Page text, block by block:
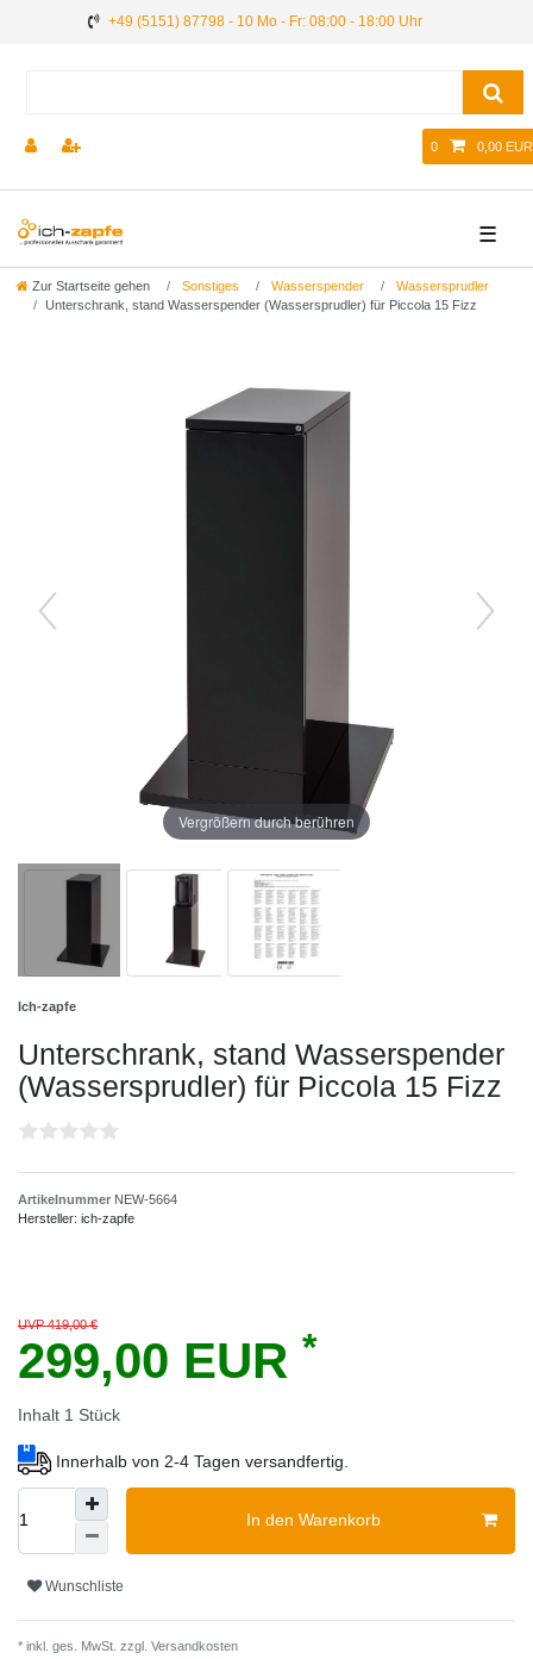
+49 (5151) 87798 - 10 Mo - Fr: 08:00 - 18:00 Uhr
0 0,00 EUR
☰
Zur Startseite gehen Sonstiges Wasserspender
Wassersprudler
Unterschrank, stand Wasserspender (Wassersprudler) für Piccola 15 Fizz
Vergrößern durch berühren
Ich-zapfe
Unterschrank, stand Wasserspender
(Wassersprudler) für Piccola 15 Fizz
Artikelnummer NEW-5664
Hersteller: ich-zapfe
UVP 419,00 €
299,00 EUR *
Inhalt 1 Stück
Innerhalb von 2-4 Tagen versandfertig.
In den Warenkorb
Wunschliste
* inkl. ges. MwSt. zzgl. Versandkosten